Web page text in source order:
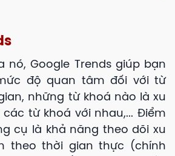
nó, Google Trends giúp bạn
độ quan tâm đối với từ
những từ khoá nào là xu
các từ khoá với nhau,... Điểm
cụ là khả năng theo dõi xu
theo thời gian thực (chính